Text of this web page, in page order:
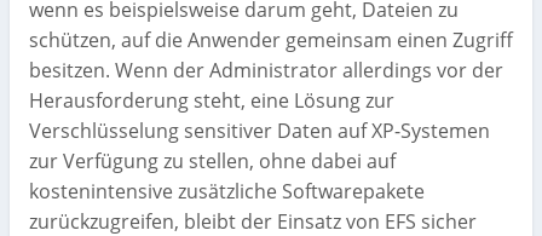
wenn es beispielsweise darum geht, Dateien zu
schützen, auf die Anwender gemeinsam einen Zugriff
besitzen. Wenn der Administrator allerdings vor der
Herausforderung steht, eine Lösung zur
Verschlüsselung sensitiver Daten auf XP-Systemen
zur Verfügung zu stellen, ohne dabei auf
kostenintensive zusätzliche Softwarepakete
zurückzugreifen, bleibt der Einsatz von EFS sicher